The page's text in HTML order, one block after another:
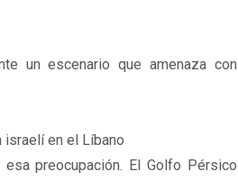
un escenario que amenaza con
israelí en el Líbano
preocupación. El Golfo Pérsico